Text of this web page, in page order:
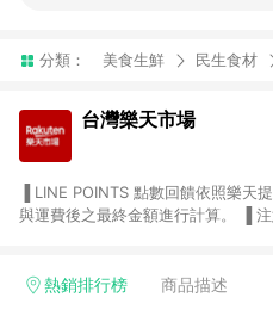
分類： 美食生鮮 民生食材
台灣樂天市場
與運費後之最終金額進行計算。 ▐ 注意事項 (1) 部分服務及店家
Smart mobile、神腦生活、JS巨盛
熱銷排行榜 商品描述